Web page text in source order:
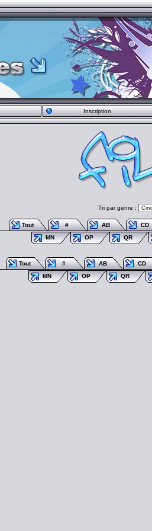
Inscription
Tri par genre :
Tout # AB CD
MN
OP QR
Tout # AB CD
MN
OP QR